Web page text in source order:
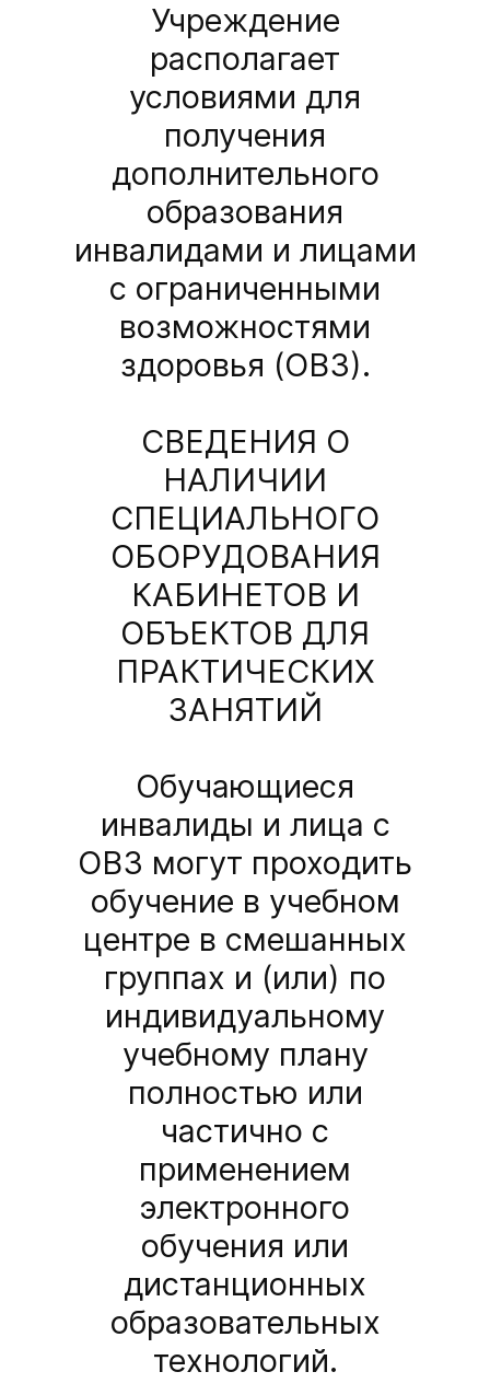
Учреждение
располагает
условиями для
получения
дополнительного
образования
инвалидами и лицами
с ограниченными
возможностями
здоровья (ОВЗ).
СВЕДЕНИЯ О
НАЛИЧИИ
СПЕЦИАЛЬНОГО
ОБОРУДОВАНИЯ
КАБИНЕТОВ И
ОБЪЕКТОВ ДЛЯ
ПРАКТИЧЕСКИХ
ЗАНЯТИЙ
Обучающиеся
инвалиды и лица с
ОВЗ могут проходить
обучение в учебном
центре в смешанных
группах и (или) по
индивидуальному
учебному плану
полностью или
частично с
применением
электронного
обучения или
дистанционных
образовательных
технологий.